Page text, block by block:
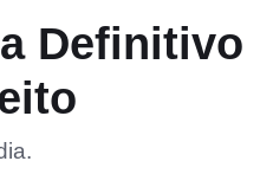
Definitivo